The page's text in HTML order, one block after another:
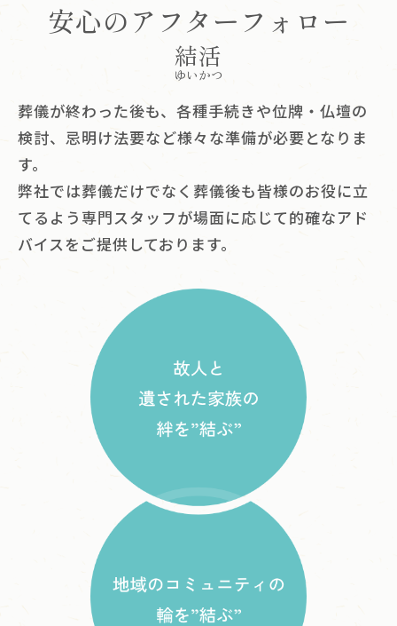
安心のアフターフォロー
結活
ゆいかつ
葬儀が終わった後も、各種手続きや位牌・仏壇の
検討、忌明け法要など様々な準備が必要となりま
す。
弊社では葬儀だけでなく葬儀後も皆様のお役に立
てるよう 専門スタッフが場面に応じて的確なアド
バイスをご提供しております。